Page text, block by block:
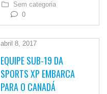
Sem categoria
0
abril 8, 2017
EQUIPE SUB-19 DA
SPORTS XP EMBARCA
PARA O CANADÁ